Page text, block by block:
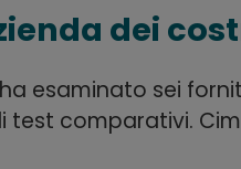
dei
esaminato sei
test comparativi.